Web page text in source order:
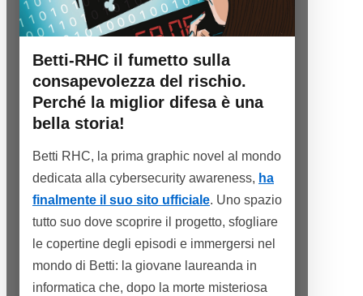
Betti-RHC il fumetto sulla
consapevolezza del rischio.
Perché la miglior difesa è una
bella storia!
Betti RHC, la prima graphic novel al mondo
dedicata alla cybersecurity awareness, ha
finalmente il suo sito ufficiale. Uno spazio
tutto suo dove scoprire il progetto, sfogliare
le copertine degli episodi e immergersi nel
mondo di Betti: la giovane laureanda in
informatica che, dopo la morte misteriosa